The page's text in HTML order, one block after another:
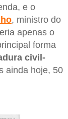
e o
, ministro do
apenas o
forma
civil-
ainda hoje, 50